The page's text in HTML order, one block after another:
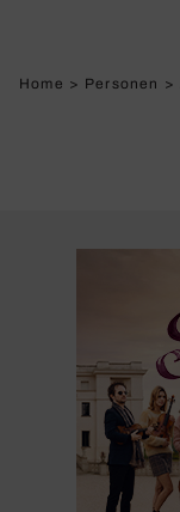
Home > Personen >